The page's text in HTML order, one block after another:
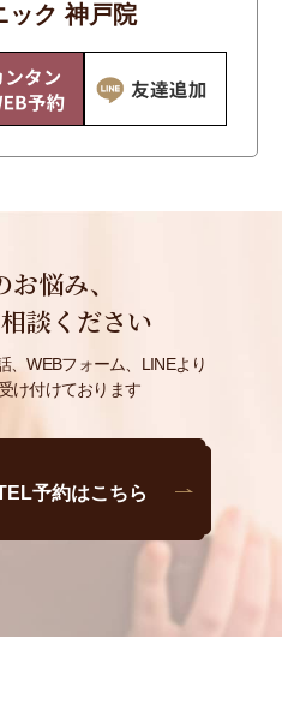
ック 神戸院
悩み、
談ください
、WEBフォーム、LINEより
け付けております
予約はこちら